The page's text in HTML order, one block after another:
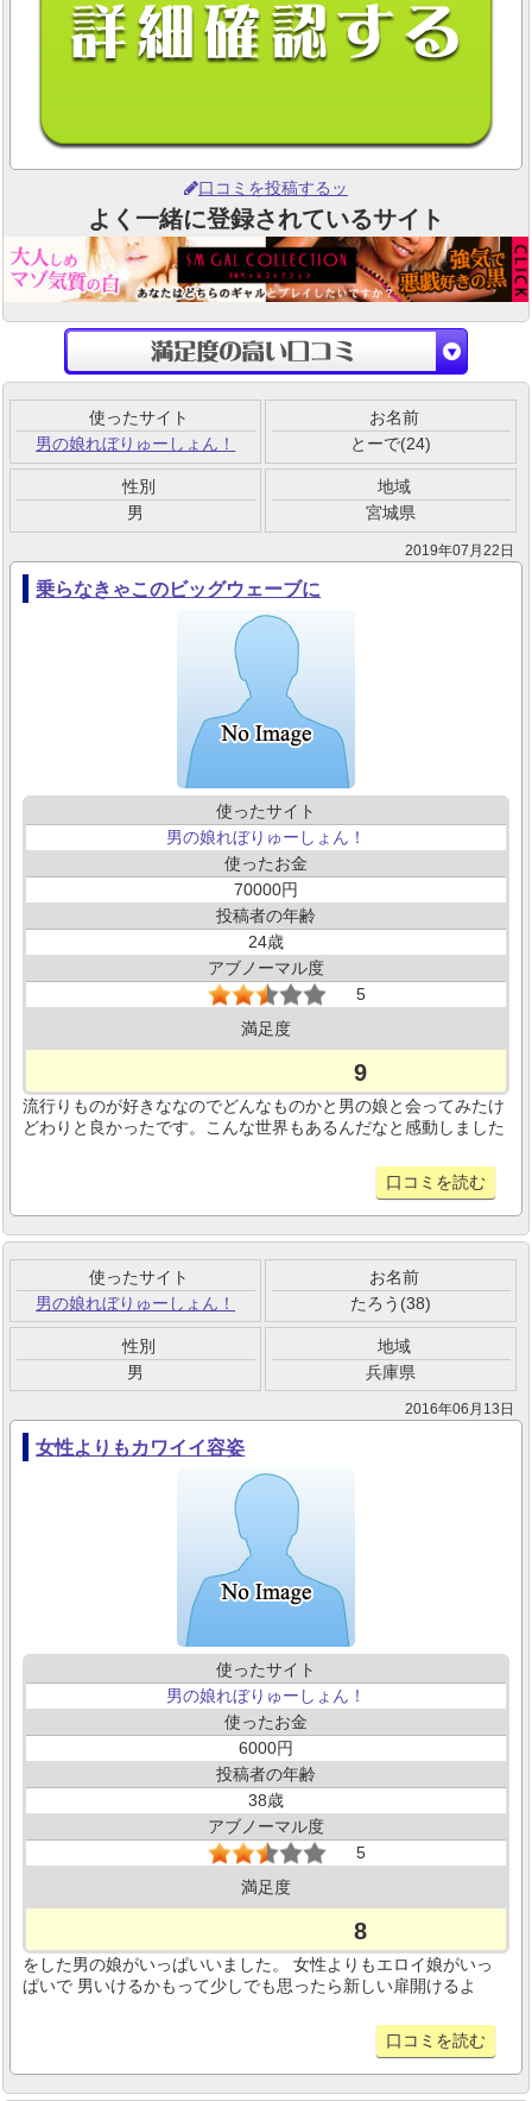
口コミを投稿するッ
よく一緒に登録されているサイト
使ったサイト
男の娘れぼりゅーしょん！
お名前
とーで(24)
性別
男
地域
宮城県
2019年07月22日
乗らなきゃこのビッグウェーブに
使ったサイト
男の娘れぼりゅーしょん！
使ったお金
70000
投稿者の年齢
24
アブノーマル度
5
満足度
9
流行りものが好きななのでどんなものかと男の娘と会ってみたけ
どわりと良かったです。こんな世界もあるんだなと感動しました
口コミを読む
使ったサイト
男の娘れぼりゅーしょん！
お名前
たろう(38)
性別
男
地域
兵庫県
2016年06月13日
女性よりもカワイイ容姿
使ったサイト
男の娘れぼりゅーしょん！
使ったお金
6000
投稿者の年齢
38
アブノーマル度
5
満足度
8
をした男の娘がいっぱいいました。 女性よりもエロイ娘がいっ
ぱいで 男いけるかもって少しでも思ったら新しい扉開けるよ
口コミを読む